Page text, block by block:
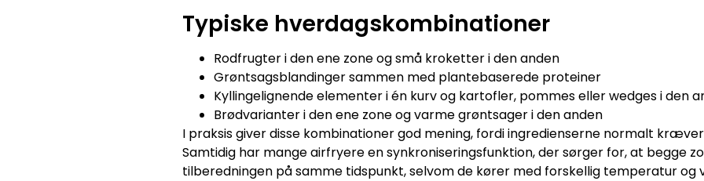
Typiske hverdagskombinationer
Rodfrugter i den ene zone og små kroketter i den anden
Grøntsagsblandinger sammen med plantebaserede proteiner
Kyllingelignende elementer i én kurv og kartofler, pommes eller wedges i den
Brødvarianter i den ene zone og varme grøntsager i den anden
I praksis giver disse kombinationer god mening, fordi ingredienserne normalt
Samtidig har mange airfryere en synkroniseringsfunktion, der sørger for, at begge
tilberedningen på samme tidspunkt, selvom de kører med forskellig temperatur og